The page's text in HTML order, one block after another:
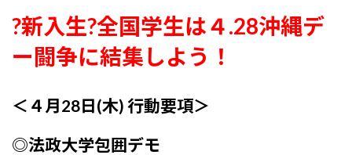
新
日
時
:
?新入生?全国学生は４.28沖縄デ
ー闘争に結集しよう！
＜４月28日(木) 行動要項＞
◎法政大学包囲デモ